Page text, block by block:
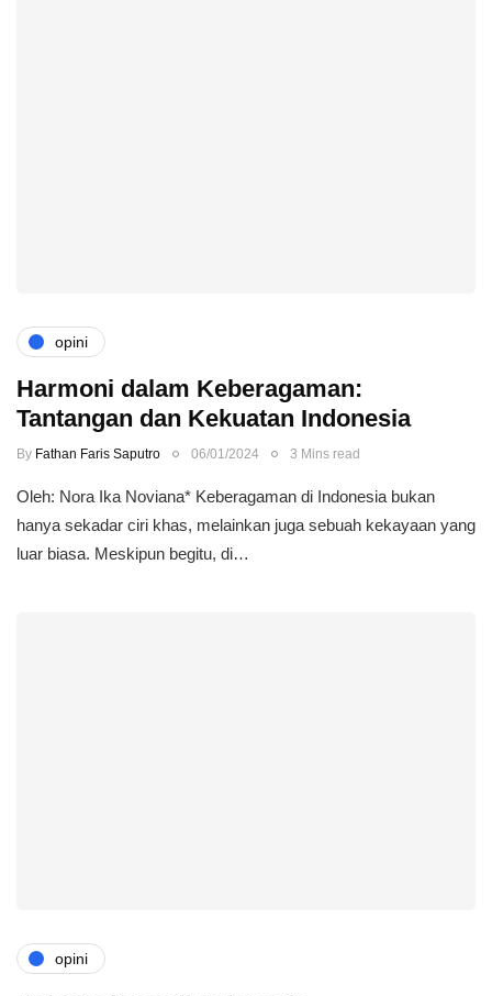
opini
Harmoni dalam Keberagaman:
Tantangan dan Kekuatan Indonesia
By Fathan Faris Saputro 06/01/2024 3 Mins read
Oleh: Nora Ika Noviana* Keberagaman di Indonesia bukan
hanya sekadar ciri khas, melainkan juga sebuah kekayaan yang
luar biasa. Meskipun begitu, di…
opini